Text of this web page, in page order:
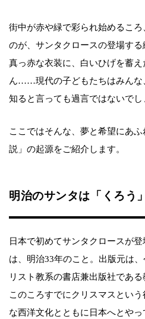
街中が赤や緑で彩られ始めるこ
のが、サンタクロースの登場する
真っ赤な衣装に、白いひげを蓄
ん……現代の子どもたちはみんな
知ると言っても過言ではないでし
ここではそんな、夢と希望にあ
説」の起源をご紹介します。
明治のサンタは「くろう
日本で初めてサンタクロースが
は、明治33年のこと。出版元は
リスト教系の書店兼出版社である
このころすでにクリスマスとい
な西洋文化とともに日本へとや